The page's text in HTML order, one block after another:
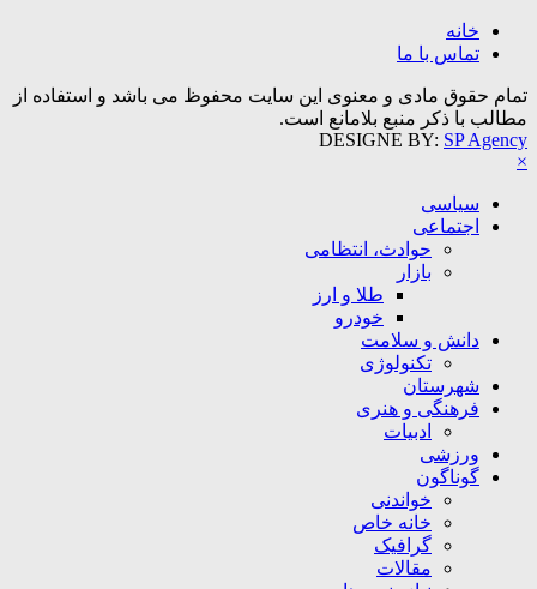
خانه
تماس با ما
تمام حقوق مادی و معنوی این سایت محفوظ می باشد و استفاده از
مطالب با ذکر منبع بلامانع است.
DESIGNE BY: SP Agency
×
سیاسی
اجتماعی
حوادث، انتظامی
بازار
طلا و ارز
خودرو
دانش و سلامت
تکنولوژی
شهرستان
فرهنگی و هنری
ادبیات
ورزشی
گوناگون
خواندنی
خانه خاص
گرافیک
مقالات